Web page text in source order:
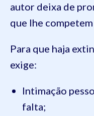
autor deixa de
que lhe
Para que haja
exige:
Intimação
falta;